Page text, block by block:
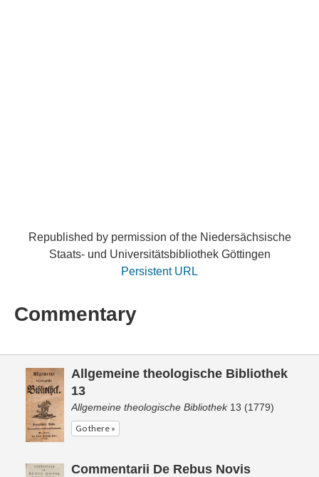
Republished by permission of the Niedersächsische
Staats- und Universitätsbibliothek Göttingen
Persistent URL
Commentary
Allgemeine theologische Bibliothek
13
Allgemeine theologische Bibliothek13 (1779)
Go there »
Commentarii De Rebus Novis